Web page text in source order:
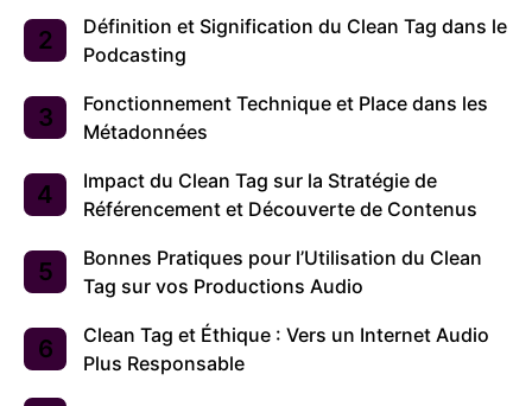
Définition et Signification du Clean Tag dans le
Podcasting
Fonctionnement Technique et Place dans les
Métadonnées
Impact du Clean Tag sur la Stratégie de
Référencement et Découverte de Contenus
Bonnes Pratiques pour l’Utilisation du Clean
Tag sur vos Productions Audio
Clean Tag et Éthique : Vers un Internet Audio
Plus Responsable